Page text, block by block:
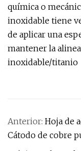
química o
inoxidable tiene
de aplicar una
mantener la
inoxidable/titanio
Anterior: Hoja de
Cátodo de cobre